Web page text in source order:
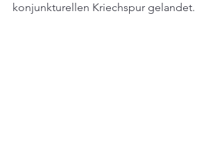
konjunkturellen Kriechspur gelandet.